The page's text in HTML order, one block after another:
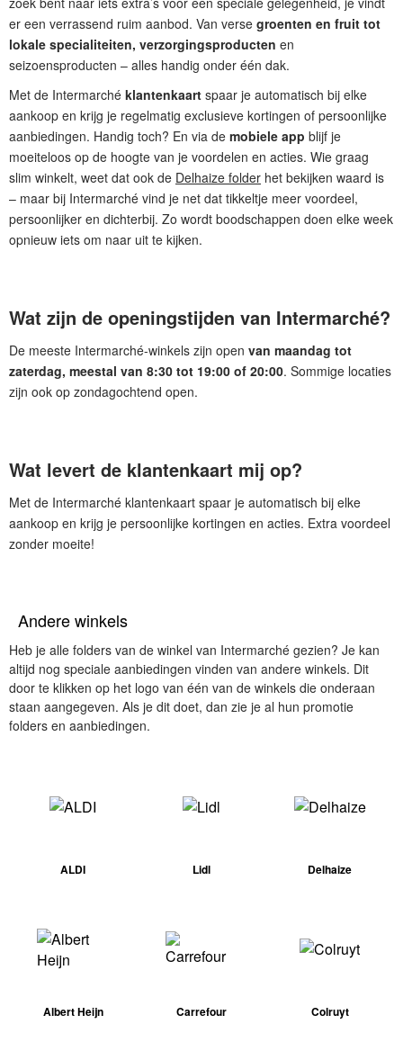
er een verrassend ruim aanbod. Van verse groenten en fruit tot
lokale specialiteiten, verzorgingsproducten en
seizoensproducten – alles handig onder één dak.
Met de Intermarché klantenkaart spaar je automatisch bij elke
aankoop en krijg je regelmatig exclusieve kortingen of persoonlijke
aanbiedingen. Handig toch? En via de mobiele app blijf je
moeiteloos op de hoogte van je voordelen en acties. Wie graag
slim winkelt, weet dat ook de Delhaize folder het bekijken waard is
– maar bij Intermarché vind je net dat tikkeltje meer voordeel,
persoonlijker en dichterbij. Zo wordt boodschappen doen elke week
opnieuw iets om naar uit te kijken.
Wat zijn de openingstijden van Intermarché?
De meeste Intermarché-winkels zijn open van maandag tot
zaterdag, meestal van 8:30 tot 19:00 of 20:00. Sommige locaties
zijn ook op zondagochtend open.
Wat levert de klantenkaart mij op?
Met de Intermarché klantenkaart spaar je automatisch bij elke
aankoop en krijg je persoonlijke kortingen en acties. Extra voordeel
zonder moeite!
Andere winkels
Heb je alle folders van de winkel van Intermarché gezien? Je kan
altijd nog speciale aanbiedingen vinden van andere winkels. Dit
door te klikken op het logo van één van de winkels die onderaan
staan aangegeven. Als je dit doet, dan zie je al hun promotie
folders en aanbiedingen.
ALDI Lidl Delhaize
Albert Heijn Carrefour Colruyt